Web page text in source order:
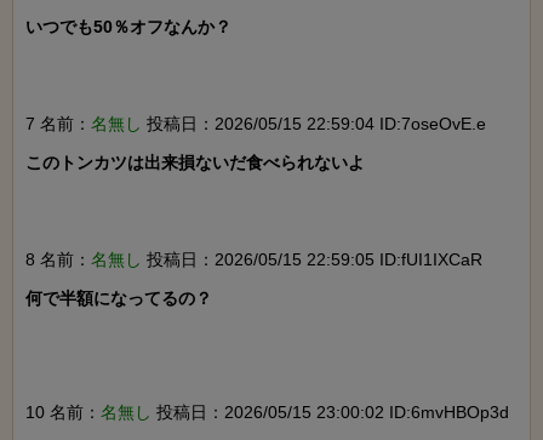
いつでも50％オフなんか？
7 名前： 名無し 投稿日：2026/05/15 22:59:04 ID:7oseOvE.e
このトンカツは出来損ないだ食べられないよ
8 名前： 名無し 投稿日：2026/05/15 22:59:05 ID:fUI1IXCaR
何で半額になってるの？
10 名前： 名無し 投稿日：2026/05/15 23:00:02 ID:6mvHBOp3d